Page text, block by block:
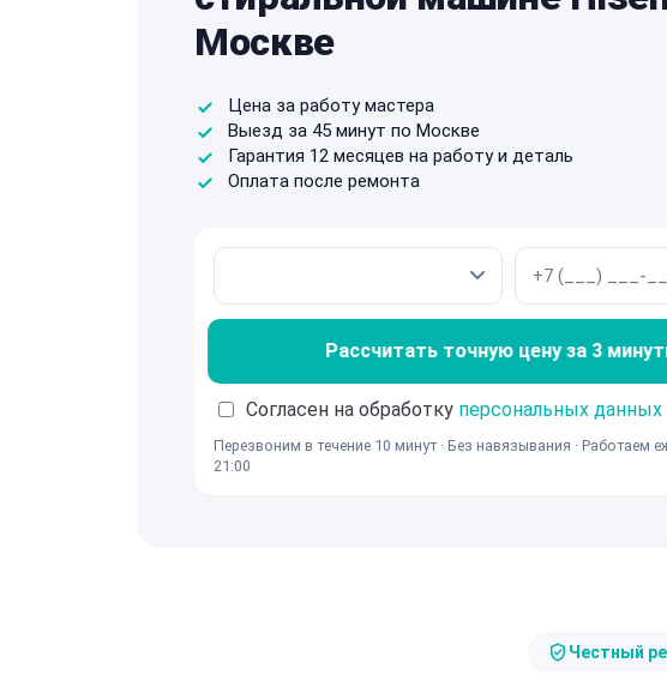
Москве
Цена за работу мастера
Выезд за 45 минут по Москве
Гарантия 12 месяцев на работу и деталь
Оплата после ремонта
Рассчитать точную цену за 3
Согласен на обработку персональных данных
Перезвоним в течение 10 минут · Без навязывания · Работаем
21:00
Честный